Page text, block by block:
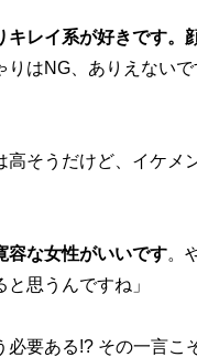
キレイ系が好きです。
りはNG、ありえない
そうだけど、イケメ
容な女性がいいです。
思うんですね」
要ある!? その一言こ